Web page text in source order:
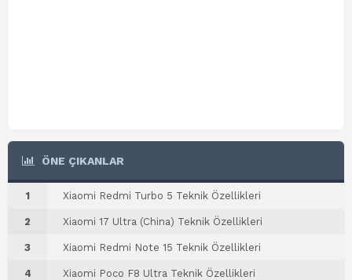
ÖNE ÇIKANLAR
1 Xiaomi Redmi Turbo 5 Teknik Özellikleri
2 Xiaomi 17 Ultra (China) Teknik Özellikleri
3 Xiaomi Redmi Note 15 Teknik Özellikleri
4 Xiaomi Poco F8 Ultra Teknik Özellikleri